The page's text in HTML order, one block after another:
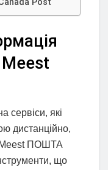
Post
сервіси, які
дистанційно,
Meest ПОШТА
що